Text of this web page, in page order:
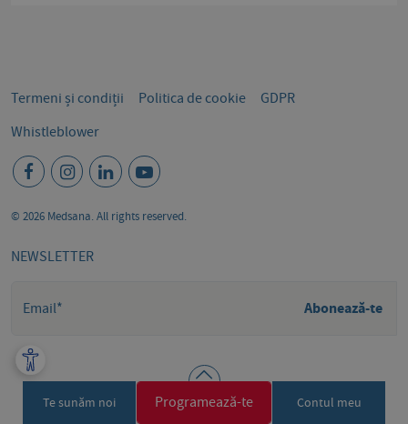
Te sunăm noi Programează-te Contul meu
Termeni și condiții Politica de cookie
GDPR
Whistleblower
© 2026 Medsana. All rights reserved.
NEWSLETTER
Abonează-te